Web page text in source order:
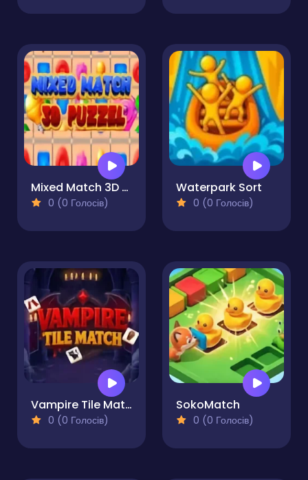
Mixed Match 3D Puzzle
0 (0 Голосів)
Waterpark Sort
0 (0 Голосів)
Vampire Tile Match
0 (0 Голосів)
SokoMatch
0 (0 Голосів)